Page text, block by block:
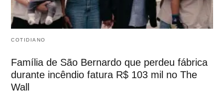
COTIDIANO
Família de São Bernardo que perdeu fábrica
durante incêndio fatura R$ 103 mil no The
Wall